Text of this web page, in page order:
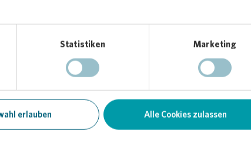
Statistiken Marketing
erlauben Alle Cookies zulassen